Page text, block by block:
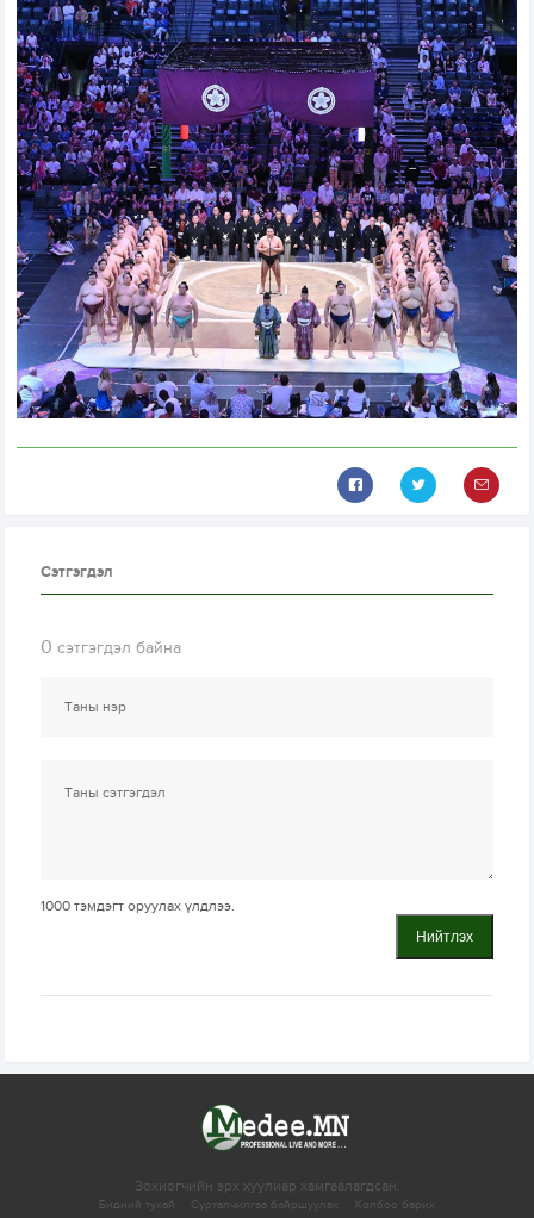
Сэтгэгдэл
0 сэтгэгдэл байна
1000 тэмдэгт оруулах үлдлээ.
Нийтлэх
Зохиогчийн эрх хуулиар хамгаалагдсан.
Бидний тухай Сурталчилгаа байршуулах Холбоо барих